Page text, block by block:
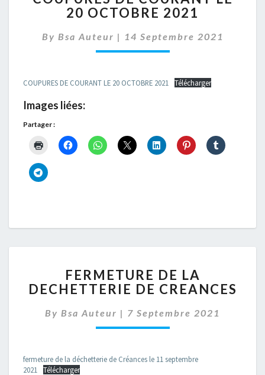
COURANT
20
OCTOBRE
20 OCTOBRE 2021
By Bsa Auteur | 14 Septembre 2021
COUPURES DE COURANT LE 20 OCTOBRE 2021 Télécharger
Images liées:
Partager :
DE
LA
DE
CREANCES
FERMETURE DE LA
DECHETTERIE DE CREANCES
By Bsa Auteur | 7 Septembre 2021
fermeture de la déchetterie de Créances le 11 septembre
2021
Télécharger